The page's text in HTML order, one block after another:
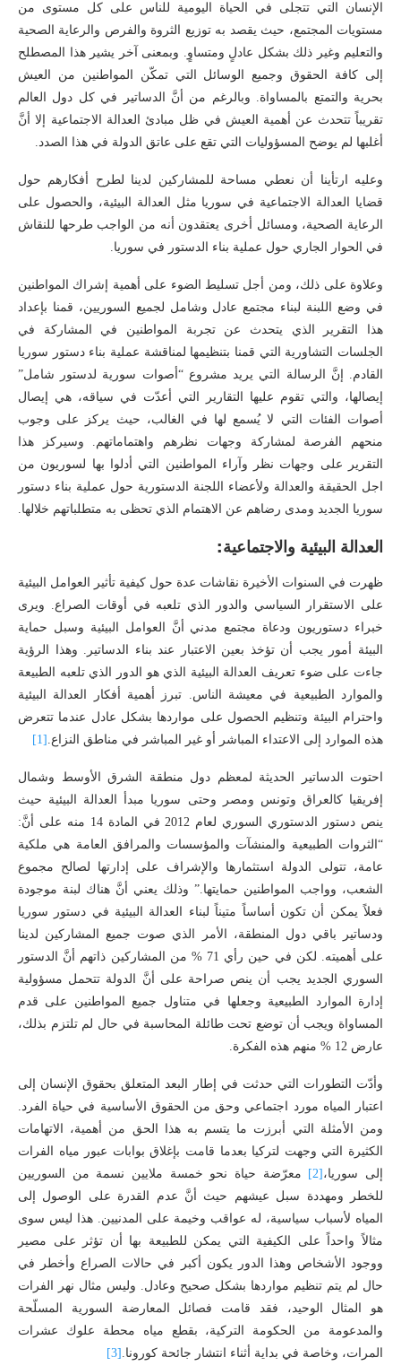
الإنسان التي تتجلى في الحياة اليومية للناس على كل مستوى من
مستويات المجتمع، حيث يقصد به توزيع الثروة والفرص والرعاية الصحية
والتعليم وغير ذلك بشكل عادلٍ ومتساوٍ. وبمعنى آخر يشير هذا المصطلح
إلى كافة الحقوق وجميع الوسائل التي تمكّن المواطنين من العيش
بحرية والتمتع بالمساواة. وبالرغم من أنَّ الدساتير في كل دول العالم
تقريباً تتحدث عن أهمية العيش في ظل مبادئ العدالة الاجتماعية إلا أنَّ
أغلبها لم يوضح المسؤوليات التي تقع على عاتق الدولة في هذا الصدد.
وعليه ارتأينا أن نعطي مساحة للمشاركين لدينا لطرح أفكارهم حول
قضايا العدالة الاجتماعية في سوريا مثل العدالة البيئية، والحصول على
الرعاية الصحية، ومسائل أخرى يعتقدون أنه من الواجب طرحها للنقاش
في الحوار الجاري حول عملية بناء الدستور في سوريا.
وعلاوة على ذلك، ومن أجل تسليط الضوء على أهمية إشراك المواطنين
في وضع اللبنة لبناء مجتمع عادل وشامل لجميع السوريين، قمنا بإعداد
هذا التقرير الذي يتحدث عن تجربة المواطنين في المشاركة في
الجلسات التشاورية التي قمنا بتنظيمها لمناقشة عملية بناء دستور سوريا
القادم. إنَّ الرسالة التي يريد مشروع “أصوات سورية لدستور شامل”
إيصالها، والتي تقوم عليها التقارير التي أعدّت في سياقه، هي إيصال
أصوات الفئات التي لا يُسمع لها في الغالب، حيث يركز على وجوب
منحهم الفرصة لمشاركة وجهات نظرهم واهتماماتهم. وسيركز هذا
التقرير على وجهات نظر وآراء المواطنين التي أدلوا بها لسوريون من
اجل الحقيقة والعدالة ولأعضاء اللجنة الدستورية حول عملية بناء دستور
سوريا الجديد ومدى رضاهم عن الاهتمام الذي تحظى به متطلباتهم خلالها.
العدالة البيئية والاجتماعية:
ظهرت في السنوات الأخيرة نقاشات عدة حول كيفية تأثير العوامل البيئية
على الاستقرار السياسي والدور الذي تلعبه في أوقات الصراع. ويرى
خبراء دستوريون ودعاة مجتمع مدني أنَّ العوامل البيئية وسبل حماية
البيئة أمور يجب أن تؤخذ بعين الاعتبار عند بناء الدساتير. وهذا الرؤية
جاءت على ضوء تعريف العدالة البيئية الذي هو الدور الذي تلعبه الطبيعة
والموارد الطبيعية في معيشة الناس. تبرز أهمية أفكار العدالة البيئية
واحترام البيئة وتنظيم الحصول على مواردها بشكل عادل عندما تتعرض
هذه الموارد إلى الاعتداء المباشر أو غير المباشر في مناطق النزاع. [1]
احتوت الدساتير الحديثة لمعظم دول منطقة الشرق الأوسط وشمال
إفريقيا كالعراق وتونس ومصر وحتى سوريا مبدأ العدالة البيئية حيث
ينص دستور الدستوري السوري لعام 2012 في المادة 14 منه على أنَّ:
“الثروات الطبيعية والمنشآت والمؤسسات والمرافق العامة هي ملكية
عامة، تتولى الدولة استثمارها والإشراف على إدارتها لصالح مجموع
الشعب، وواجب المواطنين حمايتها.” وذلك يعني أنَّ هناك لبنة موجودة
فعلاً يمكن أن تكون أساساً متيناً لبناء العدالة البيئية في دستور سوريا
ودساتير باقي دول المنطقة، الأمر الذي صوت جميع المشاركين لدينا
على أهميته. لكن في حين رأي 71 % من المشاركين ذاتهم أنَّ الدستور
السوري الجديد يجب أن ينص صراحة على أنَّ الدولة تتحمل مسؤولية
إدارة الموارد الطبيعية وجعلها في متناول جميع المواطنين على قدم
المساواة ويجب أن توضع تحت طائلة المحاسبة في حال لم تلتزم بذلك،
عارض 12 % منهم هذه الفكرة.
وأدّت التطورات التي حدثت في إطار البعد المتعلق بحقوق الإنسان إلى
اعتبار المياه مورد اجتماعي وحق من الحقوق الأساسية في حياة الفرد.
ومن الأمثلة التي أبرزت ما يتسم به هذا الحق من أهمية، الاتهامات
الكثيرة التي وجهت لتركيا بعدما قامت بإغلاق بوابات عبور مياه الفرات
إلى سوريا، [2]
معرّضة حياة نحو خمسة ملايين نسمة من السوريين
للخطر ومهددة سبل عيشهم حيث أنَّ عدم القدرة على الوصول إلى
المياه لأسباب سياسية، له عواقب وخيمة على المدنيين. هذا ليس سوى
مثالاً واحداً على الكيفية التي يمكن للطبيعة بها أن تؤثر على مصير
ووجود الأشخاص وهذا الدور يكون أكبر في حالات الصراع وأخطر في
حال لم يتم تنظيم مواردها بشكل صحيح وعادل. وليس مثال نهر الفرات
هو المثال الوحيد، فقد قامت فصائل المعارضة السورية المسلّحة
والمدعومة من الحكومة التركية، بقطع مياه محطة علوك عشرات
المرات، وخاصة في بداية أثناء انتشار جائحة كورونا. [3]